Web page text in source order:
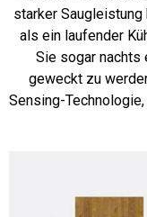
starker
als ein laufender
Sie sogar nachts
geweckt zu
Sensing-